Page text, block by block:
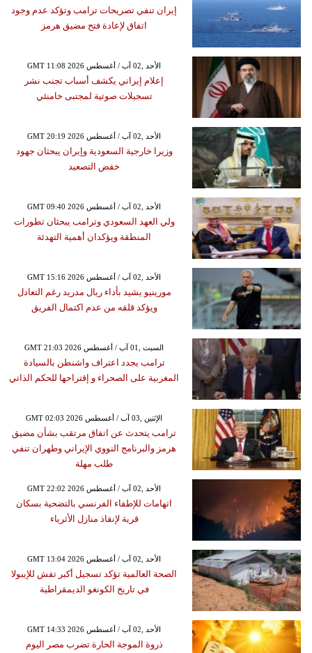
إيران تنفي تصريحات ترامب وتؤكد عدم وجود
اتفاق لإعادة فتح مضيق هرمز
GMT 11:08 2026 الأحد ,02 آب / أغسطس
إعلام إيراني يكشف أسباب تجنب نشر
تسجيلات صوتية لمجتبى خامنئي
GMT 20:19 2026 الأحد ,02 آب / أغسطس
وزيرا خارجية السعودية وإيران يبحثان جهود
خفض التصعيد
GMT 09:40 2026 الأحد ,02 آب / أغسطس
ولي العهد السعودي وترامب يبحثان تطورات
المنطقة ويؤكدان أهمية التهدئة
GMT 15:16 2026 الأحد ,02 آب / أغسطس
مورينيو يشيد بأداء ريال مدريد رغم التعادل
ويؤكد قلقه من عدم اكتمال الفريق
GMT 21:03 2026 السبت ,01 آب / أغسطس
ترامب يجدد اعتراف واشنطن بالسيادة
المغربية على الصحراء و إقتراحها للحكم الذاتي
GMT 02:03 2026 الإثنين ,03 آب / أغسطس
ترامب يتحدث عن اتفاق مرتقب بشأن مضيق
هرمز والبرنامج النووي الإيراني وطهران تنفي
طلب مهلة
GMT 22:02 2026 الأحد ,02 آب / أغسطس
اتهامات للإطفاء الفرنسي بالتضحية بسكان
قرية لإنقاذ منازل الأثرياء
GMT 13:04 2026 الأحد ,02 آب / أغسطس
الصحة العالمية تؤكد تسجيل أكبر تفش للإيبولا
في تاريخ الكونغو الديمقراطية
GMT 14:33 2026 الأحد ,02 آب / أغسطس
ذروة الموجة الحارة تضرب مصر اليوم